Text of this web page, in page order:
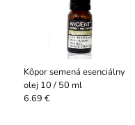
Kôpor semená esenciálny
olej 10 / 50 ml
6.69 €